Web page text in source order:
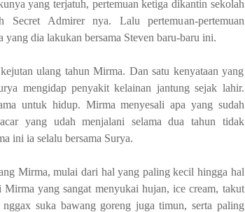
yang terjatuh, pertemuan ketiga dikantin sekolah
Secret Admirer nya. Lalu pertemuan-pertemuan
yang dia lakukan bersama Steven baru-baru ini.
ulang tahun Mirma. Dan satu kenyataan yang
mengidap penyakit kelainan jantung sejak lahir.
untuk hidup. Mirma menyesali apa yang sudah
yang udah menjalani selama dua tahun tidak
ini ia selalu bersama Surya.
Mirma, mulai dari hal yang paling kecil hingga hal
yang sangat menyukai hujan, ice cream, takut
suka bawang goreng juga timun, serta paling